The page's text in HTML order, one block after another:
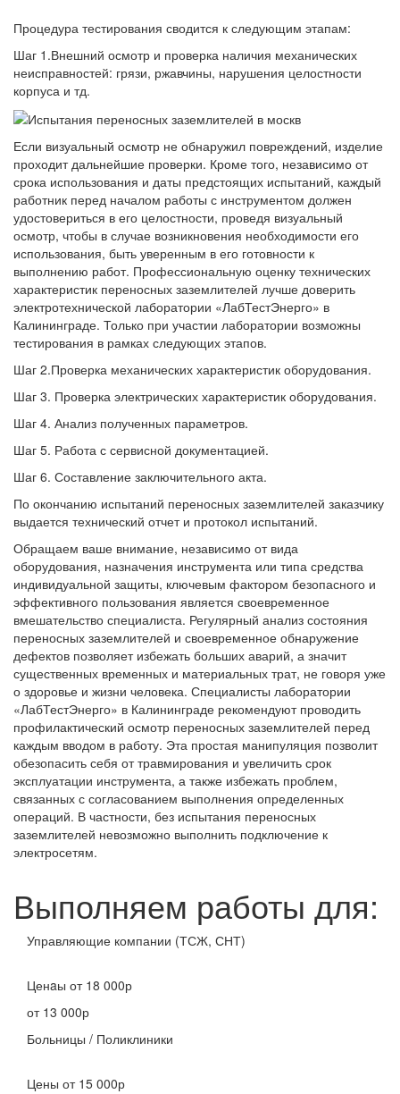
Процедура тестирования сводится к следующим этапам:
Шаг 1.Внешний осмотр и проверка наличия механических
неисправностей: грязи, ржавчины, нарушения целостности
корпуса и тд.
Если визуальный осмотр не обнаружил повреждений, изделие
проходит дальнейшие проверки. Кроме того, независимо от
срока использования и даты предстоящих испытаний, каждый
работник перед началом работы с инструментом должен
удостовериться в его целостности, проведя визуальный
осмотр, чтобы в случае возникновения необходимости его
использования, быть уверенным в его готовности к
выполнению работ. Профессиональную оценку технических
характеристик переносных заземлителей лучше доверить
электротехнической лаборатории «ЛабТестЭнерго» в
Калининграде. Только при участии лаборатории возможны
тестирования в рамках следующих этапов.
Шаг 2.Проверка механических характеристик оборудования.
Шаг 3. Проверка электрических характеристик оборудования.
Шаг 4. Анализ полученных параметров.
Шаг 5. Работа с сервисной документацией.
Шаг 6. Составление заключительного акта.
По окончанию испытаний переносных заземлителей заказчику
выдается технический отчет и протокол испытаний.
Обращаем ваше внимание, независимо от вида
оборудования, назначения инструмента или типа средства
индивидуальной защиты, ключевым фактором безопасного и
эффективного пользования является своевременное
вмешательство специалиста. Регулярный анализ состояния
переносных заземлителей и своевременное обнаружение
дефектов позволяет избежать больших аварий, а значит
существенных временных и материальных трат, не говоря уже
о здоровье и жизни человека. Специалисты лаборатории
«ЛабТестЭнерго» в Калининграде рекомендуют проводить
профилактический осмотр переносных заземлителей перед
каждым вводом в работу. Эта простая манипуляция позволит
обезопасить себя от травмирования и увеличить срок
эксплуатации инструмента, а также избежать проблем,
связанных с согласованием выполнения определенных
операций. В частности, без испытания переносных
заземлителей невозможно выполнить подключение к
электросетям.
Выполняем работы для:
Управляющие компании (ТСЖ, СНТ)
Ценaы от 18 000р
от 13 000р
Больницы / Поликлиники
Цены от 15 000р